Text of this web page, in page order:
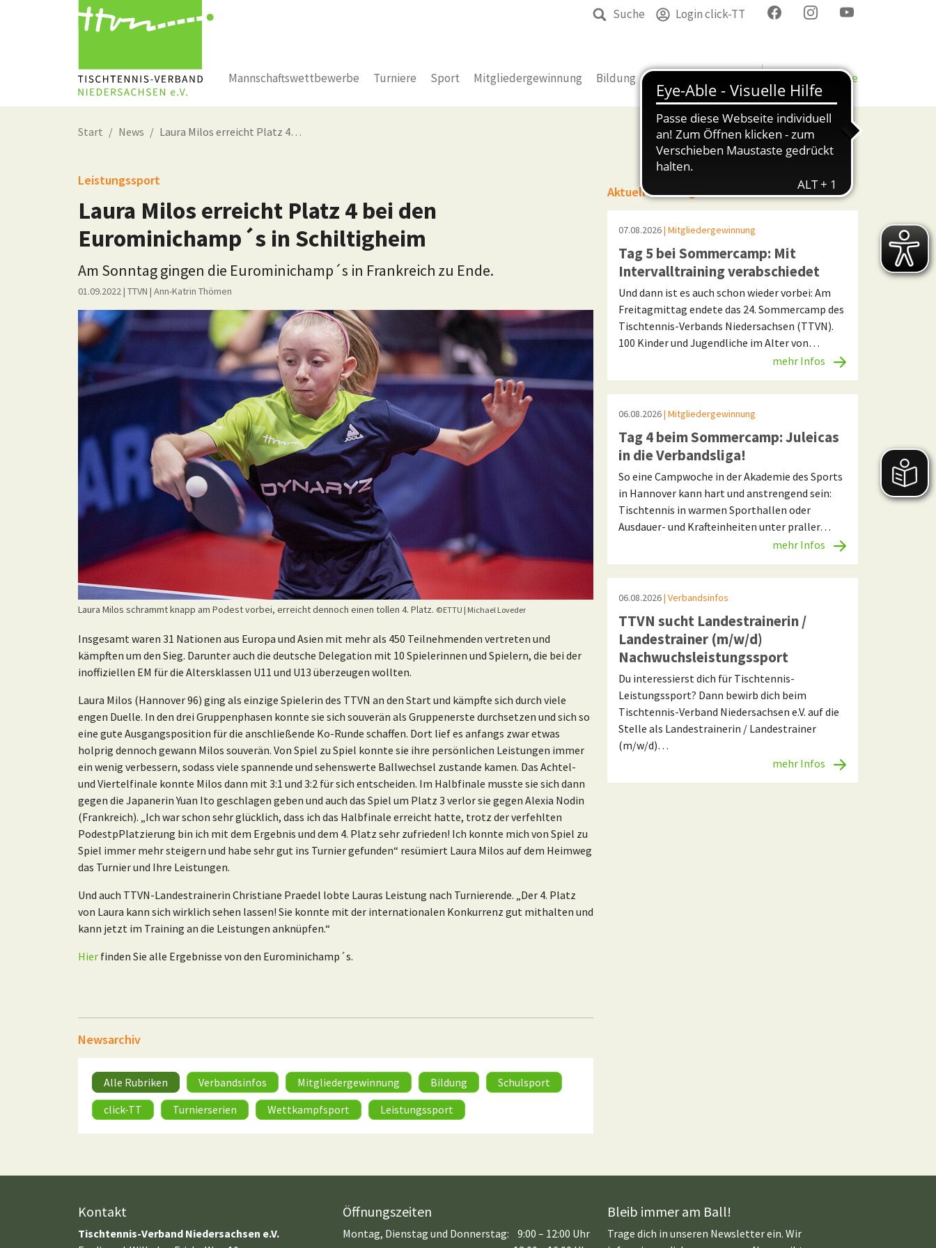
Suche Login click-TT
Mannschaftswettbewerbe Turniere Sport Mitgliedergewinnung Bildung Bezirke & Kreise
Start News Laura Milos erreicht Platz 4…
Leistungssport
Laura Milos erreicht Platz 4 bei den
Eurominichamp´s in Schiltigheim
Am Sonntag gingen die Eurominichamp´s in Frankreich zu Ende.
01.09.2022| TTVN | Ann-Katrin Thömen
Laura Milos schrammt knapp am Podest vorbei, erreicht dennoch einen tollen 4. Platz. ©ETTU | Michael Loveder
Insgesamt waren 31 Nationen aus Europa und Asien mit mehr als 450 Teilnehmenden vertreten und
kämpften um den Sieg. Darunter auch die deutsche Delegation mit 10 Spielerinnen und Spielern, die bei der
inoffiziellen EM für die Altersklassen U11 und U13 überzeugen wollten.
Laura Milos (Hannover 96) ging als einzige Spielerin des TTVN an den Start und kämpfte sich durch viele
engen Duelle. In den drei Gruppenphasen konnte sie sich souverän als Gruppenerste durchsetzen und sich so
eine gute Ausgangsposition für die anschließende Ko-Runde schaffen. Dort lief es anfangs zwar etwas
holprig dennoch gewann Milos souverän. Von Spiel zu Spiel konnte sie ihre persönlichen Leistungen immer
ein wenig verbessern, sodass viele spannende und sehenswerte Ballwechsel zustande kamen. Das Achtel-
und Viertelfinale konnte Milos dann mit 3:1 und 3:2 für sich entscheiden. Im Halbfinale musste sie sich dann
gegen die Japanerin Yuan Ito geschlagen geben und auch das Spiel um Platz 3 verlor sie gegen Alexia Nodin
(Frankreich). „Ich war schon sehr glücklich, dass ich das Halbfinale erreicht hatte, trotz der verfehlten
PodestpPlatzierung bin ich mit dem Ergebnis und dem 4. Platz sehr zufrieden! Ich konnte mich von Spiel zu
Spiel immer mehr steigern und habe sehr gut ins Turnier gefunden“ resümiert Laura Milos auf dem Heimweg
das Turnier und Ihre Leistungen.
Und auch TTVN-Landestrainerin Christiane Praedel lobte Lauras Leistung nach Turnierende. „Der 4. Platz
von Laura kann sich wirklich sehen lassen! Sie konnte mit der internationalen Konkurrenz gut mithalten und
kann jetzt im Training an die Leistungen anknüpfen.“
Hier finden Sie alle Ergebnisse von den Eurominichamp´s.
Aktuelle Beiträge
07.08.2026| Mitgliedergewinnung
Tag 5 bei Sommercamp: Mit
Intervalltraining verabschiedet
Und dann ist es auch schon wieder vorbei: Am
Freitagmittag endete das 24. Sommercamp des
Tischtennis-Verbands Niedersachsen (TTVN).
100 Kinder und Jugendliche im Alter von…
mehr Infos
06.08.2026| Mitgliedergewinnung
Tag 4 beim Sommercamp: Juleicas
in die Verbandsliga!
So eine Campwoche in der Akademie des Sports
in Hannover kann hart und anstrengend sein:
Tischtennis in warmen Sporthallen oder
Ausdauer- und Krafteinheiten unter praller…
mehr Infos
06.08.2026| Verbandsinfos
TTVN sucht Landestrainerin /
Landestrainer (m/w/d)
Nachwuchsleistungssport
Du interessierst dich für Tischtennis-
Leistungssport? Dann bewirb dich beim
Tischtennis-Verband Niedersachsen e.V. auf die
Stelle als Landestrainerin / Landestrainer
(m/w/d)…
mehr Infos
Newsarchiv
Alle Rubriken Verbandsinfos Mitgliedergewinnung Bildung
Schulsport
click-TT
Turnierserien Wettkampfsport Leistungssport
Kontakt
Tischtennis-Verband Niedersachsen e.V.
Öffnungszeiten
Montag, Dienstag und Donnerstag:
9:00 – 12:00 Uhr
Bleib immer am Ball!
Trage dich in unseren Newsletter ein. Wir